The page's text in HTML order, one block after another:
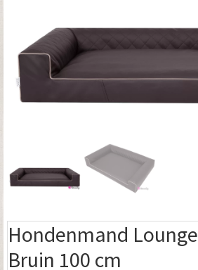
Hondenmand
Bruin 100 cm